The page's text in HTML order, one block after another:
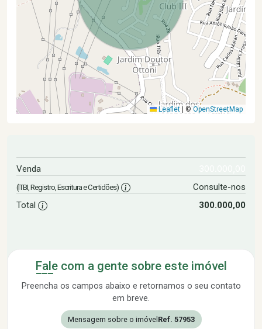
Leaflet | © OpenStreetMap
Venda
(ITBI, Registro, Escritura e Certidões)
Consulte-nos
Total
300.000,00
Fale com a gente sobre este imóvel
Preencha os campos abaixo e retornamos o seu contato
em breve.
Mensagem sobre o imóvel Ref. 57953